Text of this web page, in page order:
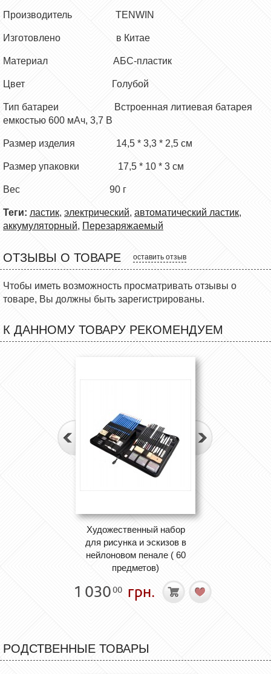
Производитель TENWIN
Изготовлено в Китае
Материал АБС-пластик
Цвет Голубой
Тип батареи Встроенная литиевая батарея
емкостью 600 мАч, 3,7 В
Размер изделия 14,5 * 3,3 * 2,5 см
Размер упаковки 17,5 * 10 * 3 см
Вес 90 г
Теги: ластик, электрический, автоматический ластик,
аккумуляторный, Перезаряжаемый
ОТЗЫВЫ О ТОВАРЕ оставить отзыв
Чтобы иметь возможность просматривать отзывы о
товаре, Вы должны быть зарегистрированы.
К ДАННОМУ ТОВАРУ РЕКОМЕНДУЕМ
Художественный набор
для рисунка и эскизов в
нейлоновом пенале ( 60
предметов)
1 03000 грн.
РОДСТВЕННЫЕ ТОВАРЫ